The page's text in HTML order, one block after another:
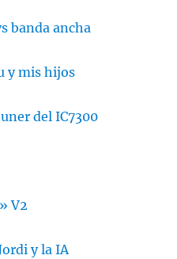
banda ancha
y mis hijos
del IC7300
V2
y la IA